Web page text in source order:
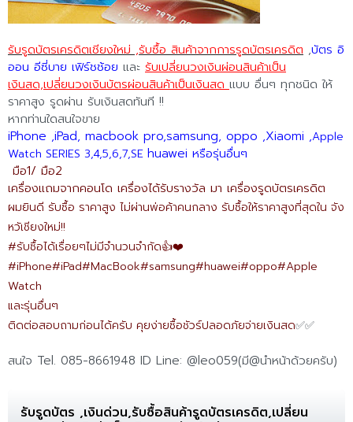
รับรูดบัตรเครดิตเชียงใหม่ ,รับซื้อ สินค้าจากการรูดบัตรเครดิต ,บัตร อิ
ออน อีซี่บาย เฟิร์ชช้อย และ รับเปลี่ยนวงเงินผ่อนสินค้าเป็น
เงินสด,เปลี่ยนวงเงินบัตรผ่อนสินค้าเป็นเงินสด แบบ อื่นๆ ทุกชนิด ให้
ราคาสูง รูดผ่าน รับเงินสดทันที !!
หากท่านใดสนใจขาย
iPhone ,iPad, macbook pro,samsung, oppo ,Xiaomi ,Apple
Watch SERIES 3,4,5,6,7,SE huawei หรือรุ่นอื่นๆ
มือ1/ มือ2
เครื่องแถมจากคอนโด เครื่องได้รับรางวัล มา เครื่องรูดบัตรเครดิต
ผมยินดี รับซื้อ ราคาสูง ไม่ผ่านพ่อค้าคนกลาง รับซื้อให้ราคาสูงที่สุดใน จัง
หวัเชียงใหม่!!
#รับซื้อได้เรื่อยๆไม่มีจำนวนจำกัด👍❤️
#iPhone#iPad#MacBook#samsung#huawei#oppo#Apple
Watch
และรุ่นอื่นๆ
ติดต่อสอบถามก่อนได้ครับ คุยง่ายซื้อชัวร์ปลอดภัยจ่ายเงินสด✅✅
สนใจ Tel. 085-8661948 ID Line: @leo059(มี@นำหน้าด้วยครับ)
รับรูดบัตร ,เงินด่วน,รับซื้อสินค้ารูดบัตรเครดิต,เปลี่ยน